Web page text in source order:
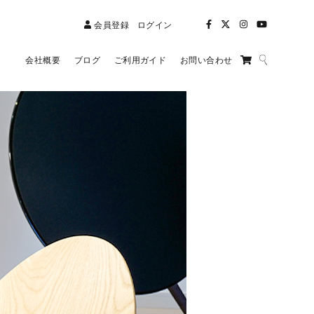
会員登録 ログイン
会社概要 ブログ ご利用ガイド お問い合わせ